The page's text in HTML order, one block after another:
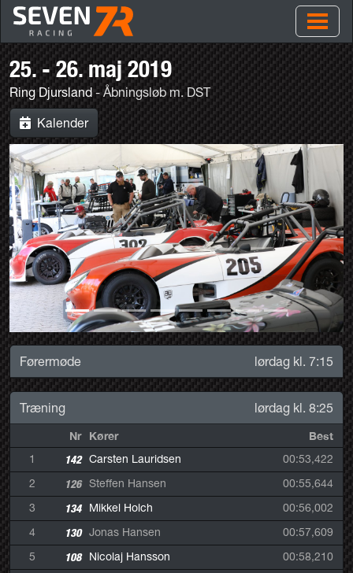
25. - 26. maj 2019
Ring Djursland - Åbningsløb m. DST
Kalender
Førermøde lørdag kl. 7:15
Træning lørdag kl. 8:25
Nr Kører Best
1 142 Carsten Lauridsen
00:53,422
2
126 Steffen Hansen
00:55,644
3
134 Mikkel Holch
00:56,002
4
130 Jonas Hansen
00:57,609
5
108 Nicolaj Hansson
00:58,210